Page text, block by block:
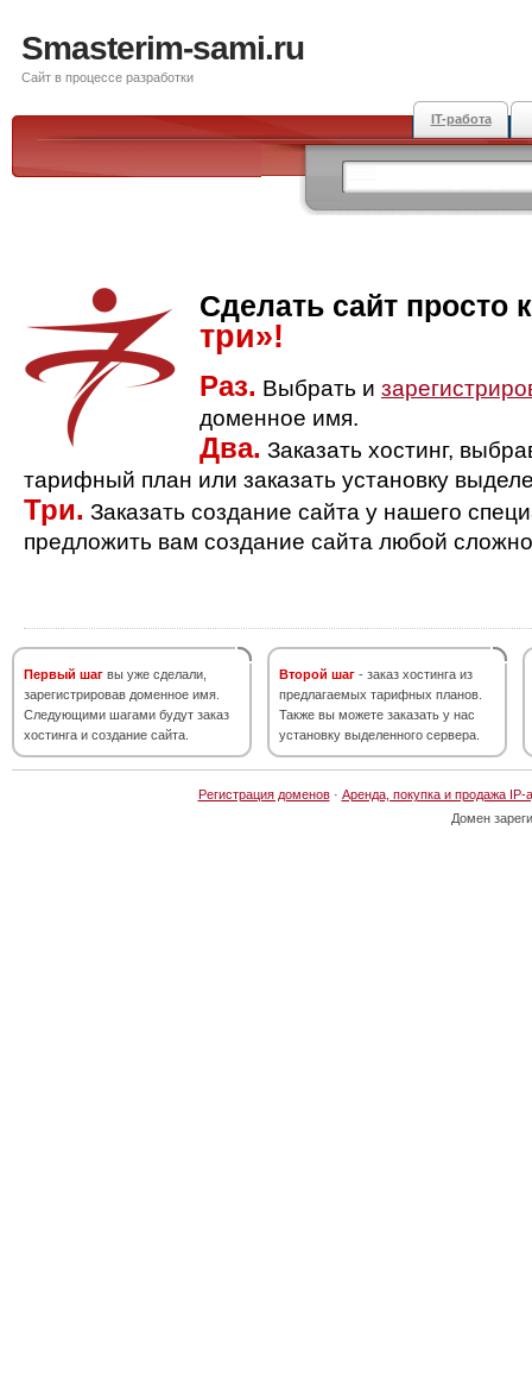
Smasterim-sami.ru
Сайт в процессе разработки
IT-работа
Сделать сайт просто
три»!
Раз. Выбрать и
доменное имя.
Два. Заказать хостинг,
тарифный план или заказать установку
Три. Заказать создание сайта у нашего
предложить вам создание сайта любой
Первый шаг вы уже сделали,
зарегистрировав доменное имя.
Следующими шагами будут заказ
хостинга и создание сайта.
Второй шаг - заказ хостинга из
предлагаемых тарифных планов.
Также вы можете заказать у нас
установку выделенного сервера.
Регистрация доменов· Аренда, покупка и продажа IP-
Домен